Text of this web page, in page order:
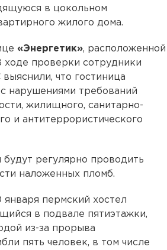
в цокольном
жилого дома.
«Энергетик», расположенной
проверки сотрудники
что гостиница
нарушениями требований
жилищного, санитарно-
и антитеррористического
регулярно проводить
наложенных пломб.
пермский хостел
в подвале пятиэтажки,
из-за прорыва
пять человек, в том числе